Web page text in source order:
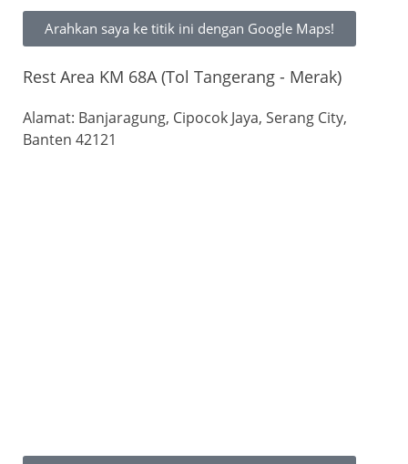
Arahkan saya ke titik ini dengan Google Maps!
Rest Area KM 68A (Tol Tangerang - Merak)
Alamat: Banjaragung, Cipocok Jaya, Serang City,
Banten 42121